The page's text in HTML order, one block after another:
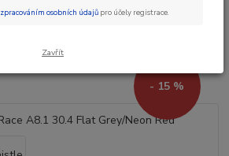
- 15 %
zpracováním osobních údajů pro účely registrace.
Zavřít